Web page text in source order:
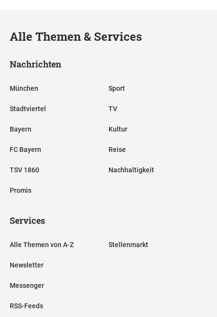
Alle Themen & Services
Nachrichten
München
Stadtviertel
Bayern
FC Bayern
TSV 1860
Promis
Sport
TV
Kultur
Reise
Nachhaltigkeit
Services
Alle Themen von A-Z
Newsletter
Messenger
RSS-Feeds
Stellenmarkt